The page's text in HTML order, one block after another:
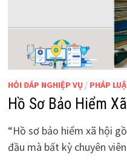
HỎI ĐÁP NGHIỆP VỤ/ PHÁP
Hồ Sơ Bảo Hiểm
“Hồ sơ bảo hiểm xã hội
đầu mà bất kỳ chuyên